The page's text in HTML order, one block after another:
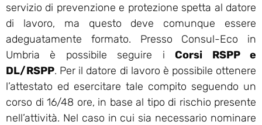
servizio di prevenzione e protezione spetta al datore
di lavoro, ma questo deve comunque essere
adeguatamente formato. Presso Consul-Eco in
Umbria è possibile seguire iCorsi RSPP e
DL/RSPP. Per il datore di lavoro è possibile ottenere
l’attestato ed esercitare tale compito seguendo un
corso di 16/48 ore, in base al tipo di rischio presente
nell’attività. Nel caso in cui sia necessario nominare